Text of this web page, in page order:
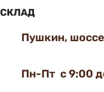
СКЛАД
Пушкин,
Пн-Пт с 9:00